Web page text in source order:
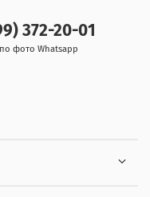
372-20-01
фото Whatsapp